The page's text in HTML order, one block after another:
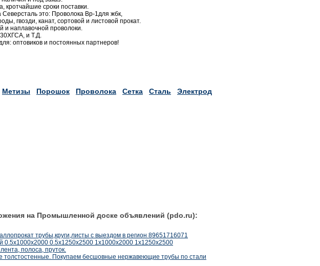
кротчайшие сроки поставки.
Северсталь это: Проволока Вр-1для жбк,
гвозди, канат, сортовой и листовой прокат.
и наплавочной проволоки.
и Т.Д.
оптовиков и постоянных партнеров!
Метизы Порошок Проволока Сетка Сталь Электрод
на Промышленной доске объявлений (pdo.ru):
трубы,круги,листы с выездом в регион 89651716071
0.5х1250х2500 1х1000х2000 1х1250х2500
полоса, пруток.
толстостенные. Покупаем бесшовные нержавеющие трубы по стали